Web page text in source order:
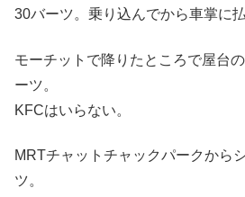
30バーツ。乗り込んでから車掌に払
モーチットで降りたところで屋台
ーツ。
KFCはいらない。
MRTチャットチャックパークから
ツ。